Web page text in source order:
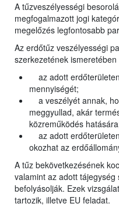
A tűzveszélyességi
megfogalmazott jogi
megelőzés legfontosabb
Az erdőtűz veszélyességi
szerkezetének ismeretében
az adott
mennyiségét;
a veszélyét annak,
meggyullad, akár
közreműködés
az adott
okozhat az
A tűz bekövetkezésének
valamint az adott
befolyásolják. Ezek
tartozik, illetve EU feladat.